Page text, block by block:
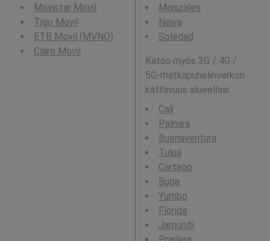
Movistar Movil
Tigo Movil
ETB Movil (MVNO)
Claro Movil
Manizales
Neiva
Soledad
Katso myös 3G / 4G /
5G-matkapuhelinverkon
kattavuus alueellasi:
Cali
Palmira
Buenaventura
Tuluá
Cartago
Buga
Yumbo
Florida
Jamundí